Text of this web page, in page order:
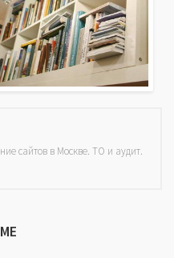
сайтов в Москве. ТО и аудит.